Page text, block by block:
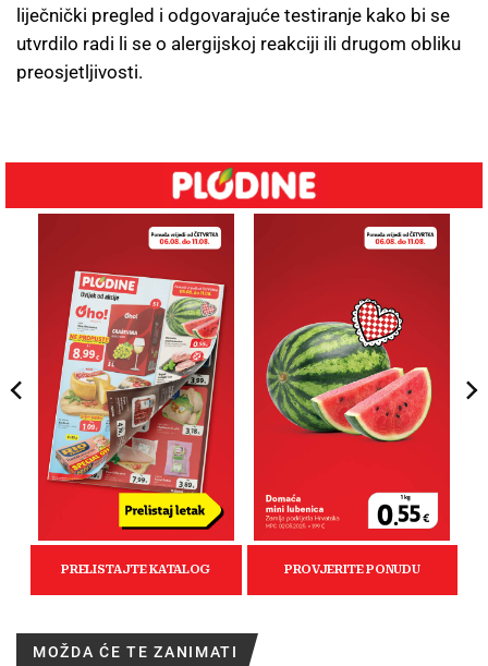
liječnički pregled i odgovarajuće testiranje kako bi se
utvrdilo radi li se o alergijskoj reakciji ili drugom obliku
preosjetljivosti.
MOŽDA ĆE TE ZANIMATI